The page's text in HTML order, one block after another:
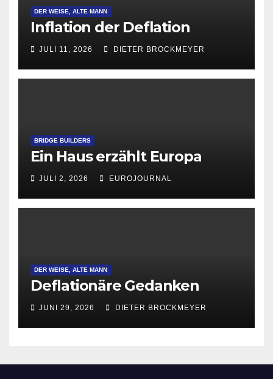
DER WEISE, ALTE MANN
Inflation der Deflation
JULI 11, 2026 DIETER BROCKMEYER
BRIDGE BUILDERS
Ein Haus erzählt Europa
JULI 2, 2026 EUROJOURNAL
DER WEISE, ALTE MANN
Deflationäre Gedanken
JUNI 29, 2026 DIETER BROCKMEYER